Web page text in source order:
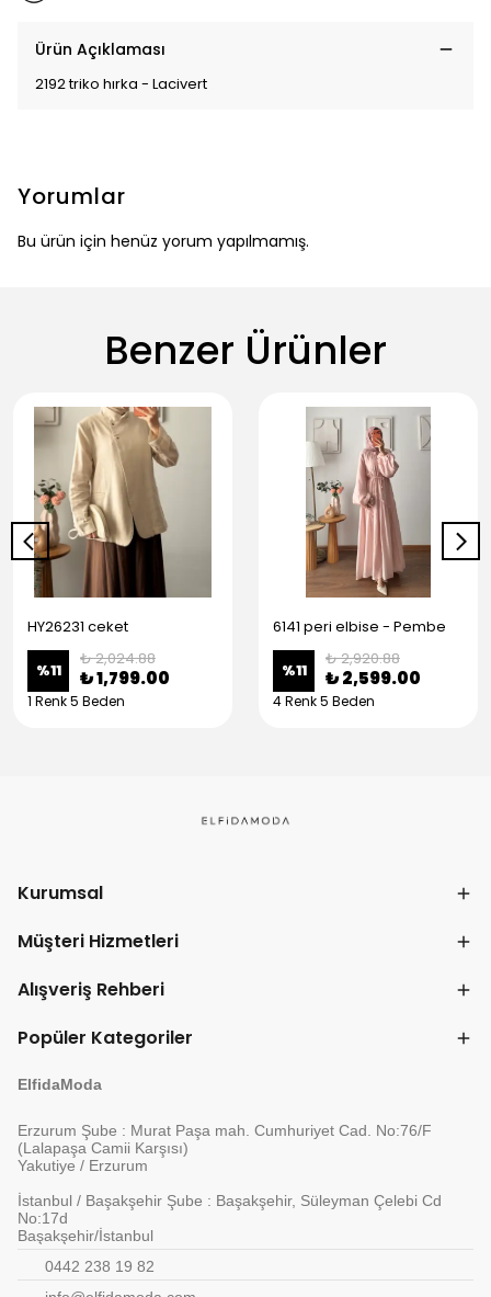
Ürün Açıklaması
2192 triko hırka - Lacivert
Yorumlar
Bu ürün için henüz yorum yapılmamış.
Benzer Ürünler
HY26231 ceket
%11
₺ 2,024.88
₺ 1,799.00
1 Renk 5 Beden
6141 peri elbise - Pembe
%11
₺ 2,920.88
₺ 2,599.00
4 Renk 5 Beden
Kurumsal
Müşteri Hizmetleri
Alışveriş Rehberi
Popüler Kategoriler
ElfidaModa
Erzurum Şube : Murat Paşa mah. Cumhuriyet Cad. No:76/F
(Lalapaşa Camii Karşısı)
Yakutiye / Erzurum
İstanbul / Başakşehir Şube : Başakşehir, Süleyman Çelebi Cd
No:17d
Başakşehir/İstanbul
0442 238 19 82